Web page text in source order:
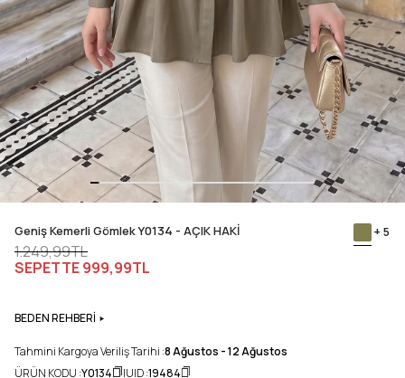
Geniş Kemerli Gömlek Y0134 - AÇIK HAKİ + 5
1.249,99TL
SEPETTE999,99TL
BEDEN REHBERİ
Tahmini Kargoya Veriliş Tarihi :8 Ağustos - 12 Ağustos
ÜRÜN KODU :Y0134 UID :19484